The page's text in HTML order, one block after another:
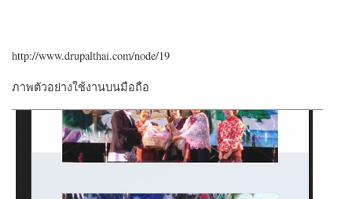
http://www.drupalthai.com/node/19
ภาพตัวอย่างใช้งานบนมือถือ